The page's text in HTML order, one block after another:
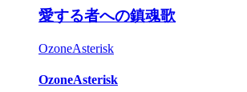
愛する者への鎮魂歌
OzoneAsterisk
OzoneAsterisk